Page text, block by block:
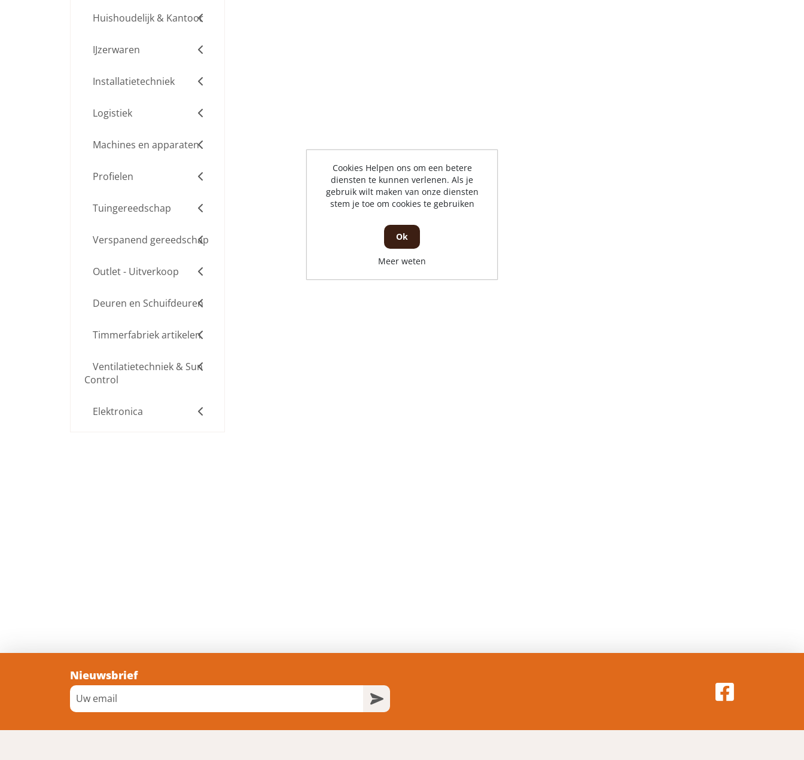
Huishoudelijk & Kantoor
IJzerwaren
Installatietechniek
Logistiek
Machines en apparaten
Profielen
Tuingereedschap
Verspanend gereedschap
Outlet - Uitverkoop
Deuren en Schuifdeuren
Timmerfabriek artikelen
Ventilatietechniek & Sun
Control
Elektronica
Nieuwsbrief
Cookies Helpen ons om een betere
diensten te kunnen verlenen. Als je
gebruik wilt maken van onze diensten
stem je toe om cookies te gebruiken
Ok
Meer weten